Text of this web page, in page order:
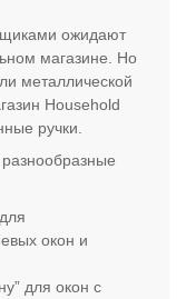
ожидают
магазине. Но
металлической
Household
ручки.
окон и
для окон с